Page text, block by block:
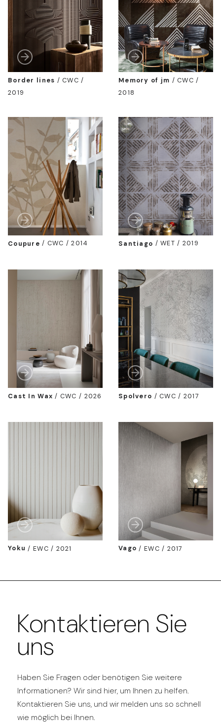
Border lines /CWC /
2019
Memory of jm /CWC /
2018
Coupure / CWC / 2014 Santiago /WET / 2019
Cast In Wax / CWC / 2026 Spolvero /CWC / 2017
Yoku / EWC / 2021 Vago / EWC / 2017
Kontaktieren Sie
uns
Haben Sie Fragen oder benötigen Sie weitere
Informationen? Wir sind hier, um Ihnen zu helfen.
Kontaktieren Sie uns, und wir melden uns so schnell
wie möglich bei Ihnen.